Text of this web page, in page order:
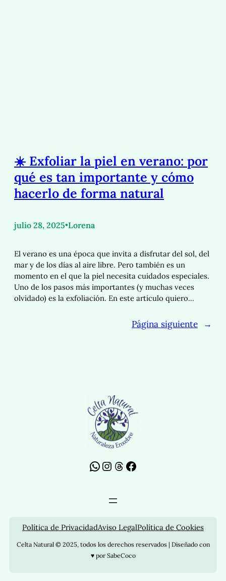
☀️ Exfoliar la piel en verano: por
qué es tan importante y cómo
hacerlo de forma natural
julio 28, 2025•Lorena
El verano es una época que invita a disfrutar del sol, del
mar y de los días al aire libre. Pero también es un
momento en el que la piel necesita cuidados especiales.
Uno de los pasos más importantes (y muchas veces
olvidado) es la exfoliación. En este artículo quiero…
Página siguiente →
WhatsApp Instagram Threads Facebook
Política de PrivacidadAviso LegalPolítica de Cookies
Celta Natural © 2025, todos los derechos reservados | Diseñado con
♥ por SabeCoco